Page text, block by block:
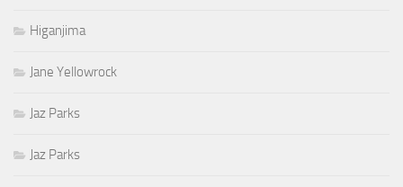
Higanjima
Jane Yellowrock
Jaz Parks
Jaz Parks